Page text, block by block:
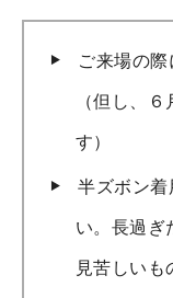
ご来場の際
（但し、
す）
半ズボン着
い。長過ぎ
見苦しいも